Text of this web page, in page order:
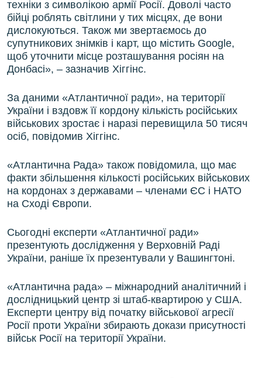
техніки з символікою армії Росії. Доволі часто
бійці роблять світлини у тих місцях, де вони
дислокуються. Також ми звертаємось до
супутникових знімків і карт, що містить Google,
щоб уточнити місце розташування росіян на
Донбасі», – зазначив Хіггінс.
За даними «Атлантичної ради», на території
України і вздовж її кордону кількість російських
військових зростає і наразі перевищила 50 тисяч
осіб, повідомив Хіггінс.
«Атлантична Рада» також повідомила, що має
факти збільшення кількості російських військових
на кордонах з державами – членами ЄС і НАТО
на Сході Європи.
Сьогодні експерти «Атлантичної ради»
презентують дослідження у Верховній Раді
України, раніше їх презентували у Вашингтоні.
«Атлантична рада» – міжнародний аналітичний і
дослідницький центр зі штаб-квартирою у США.
Експерти центру від початку військової агресії
Росії проти України збирають докази присутності
військ Росії на території України.